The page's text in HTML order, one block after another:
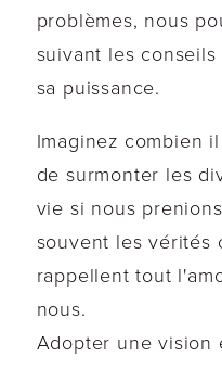
problèmes, nous
suivant les
sa puissance.
Imaginez combien
de surmonter les
vie si nous
souvent les vérités
rappellent tout
nous.
Adopter une vision